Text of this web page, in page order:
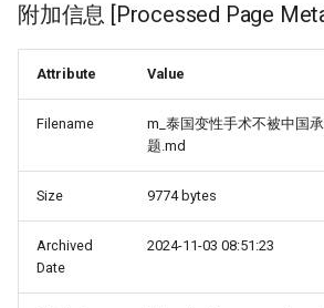
附加信息 [Processed Page
Attribute Value
Filename
m_泰国变性手术不被中国
题.md
Size 9774 bytes
Archived
Date
2024-11-03 08:51:23